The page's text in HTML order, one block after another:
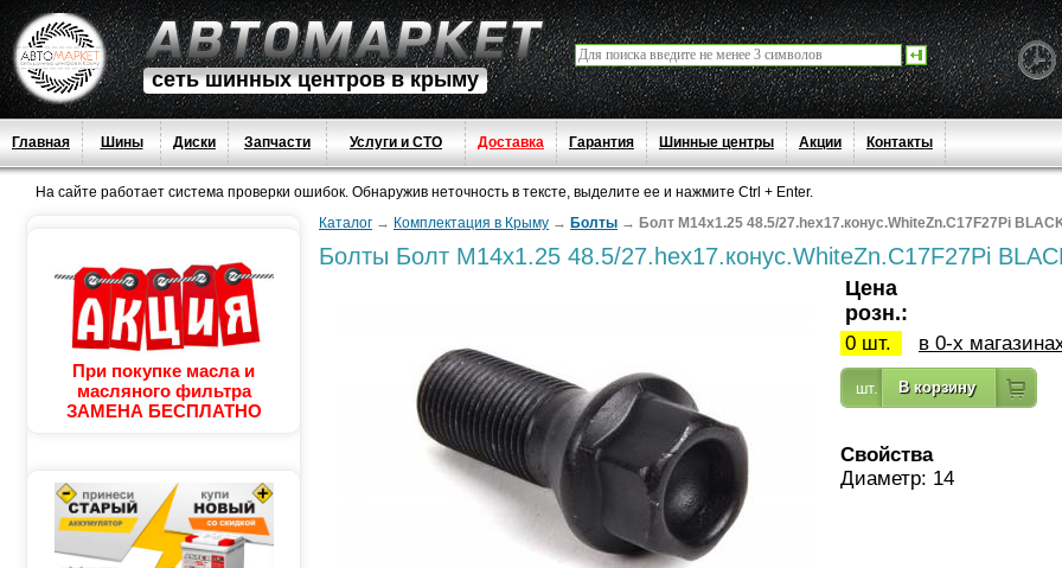
сеть шинных центров в крыму
Главная Шины Диски Запчасти Услуги и СТО Доставка Гарантия Шинные центры Акции Контакты
На сайте работает система проверки ошибок. Обнаружив неточность в тексте, выделите ее и нажмите Ctrl + Enter.
При покупке масла и
масляного фильтра
ЗАМЕНА БЕСПЛАТНО
Каталог → Комплектация в Крыму → Болты → Болт М14x1.25 48.5/27.heх17.конус.WhiteZn.C17F27Pi
Болты Болт М14x1.25 48.5/27.heх17.конус.WhiteZn.C17F27Pi
Цена
розн.:
0 шт. в 0-х
Свойства
Диаметр: 14